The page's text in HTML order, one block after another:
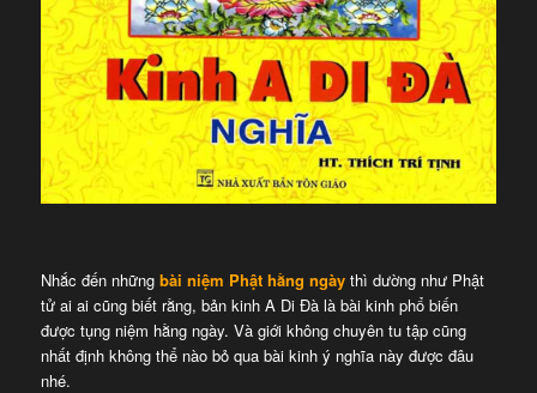
Nhắc đến những bài niệm Phật hằng ngày thì dường như Phật
tử ai ai cũng biết rằng, bản kinh A Di Đà là bài kinh phổ biến
được tụng niệm hằng ngày. Và giới không chuyên tu tập cũng
nhất định không thể nào bỏ qua bài kinh ý nghĩa này được đâu
nhé.